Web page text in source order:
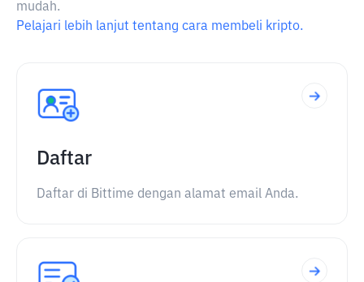
mudah.
Pelajari lebih lanjut tentang cara membeli kripto.
Daftar
Daftar di Bittime dengan alamat email Anda.